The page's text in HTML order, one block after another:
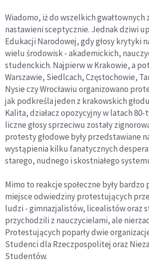
Wiadomo, iż do wszelkich gwałtownych
nastawieni sceptycznie. Jednak dziwi
Edukacji Narodowej, gdy głosy krytyki
wielu środowisk - akademickich,
studenckich. Najpierw w Krakowie, a
Warszawie, Siedlcach, Częstochowie,
Nysie czy Wrocławiu organizowano
jak podkreśla jeden z krakowskich
Kalita, działacz opozycyjny w latach
liczne głosy sprzeciwu zostały
protesty głodowe były przedstawiane
wystąpienia kilku fanatycznych
starego, nudnego i skostniałego
Mimo to reakcje społeczne były bardzo
miejsce odwiedziny protestujących
ludzi - gimnazjalistów, licealistów oraz
przychodzili z nauczycielami, ale
Protestujących poparły dwie
Studenci dla Rzeczpospolitej oraz
Studentów.